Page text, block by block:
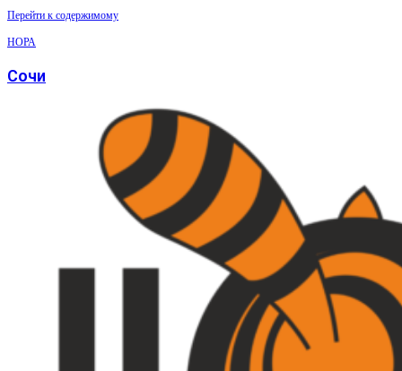
Перейти к содержимому
НОРА
Сочи